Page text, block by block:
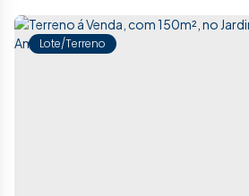
Lote/Terreno